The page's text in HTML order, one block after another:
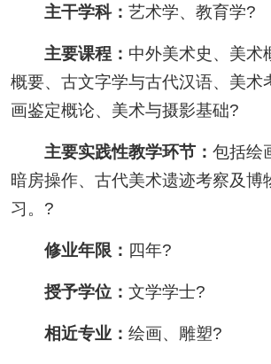
主干学科： 艺术学、教育学?
主要课程： 中外美术史、美术
概要、古文字学与古代汉语、美术
画鉴定概论、美术与摄影基础?
主要实践性教学环节： 包括绘
暗房操作、古代美术遗迹考察及博
习。?
修业年限： 四年?
授予学位： 文学学士?
相近专业： 绘画、雕塑?